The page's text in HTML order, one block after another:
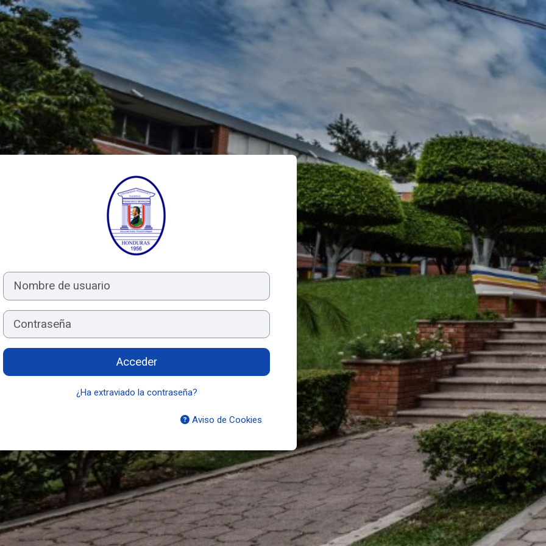
Entrar a Programa de Educación Virtual - UPNFM
Nombre de usuario
Contraseña
Acceder
¿Ha extraviado la contraseña?
Aviso de Cookies